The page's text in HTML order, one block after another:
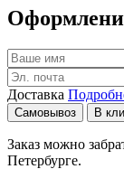
Доставка
Самовывоз В
Заказ можно
Петербурге.